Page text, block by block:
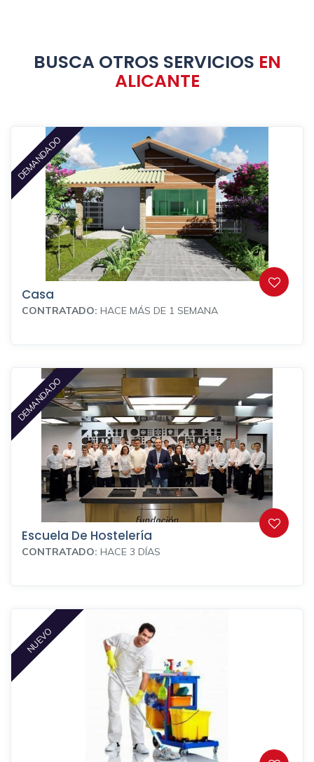
BUSCA OTROS SERVICIOS EN
ALICANTE
DEMANDADO
Casa
CONTRATADO: HACE MÁS DE 1 SEMANA
DEMANDADO
Escuela De Hostelería
CONTRATADO: HACE 3 DÍAS
NUEVO